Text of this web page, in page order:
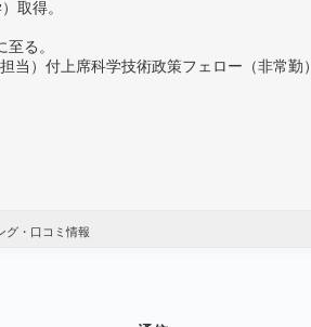
取得。
る。
）付上席科学技術政策フェロー（非常勤）
グ・口コミ情報